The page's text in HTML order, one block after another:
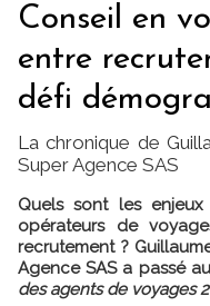
Conseil en
entre
défi
La chronique de
Super Agence SAS
Quels sont les
opérateurs de
recrutement ?
Agence SAS a passé
des agents de voyages